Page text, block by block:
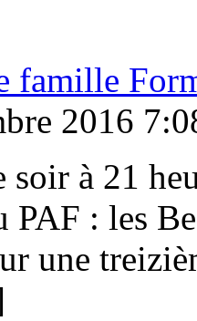
famille
2016
soir à 21
PAF : les
une